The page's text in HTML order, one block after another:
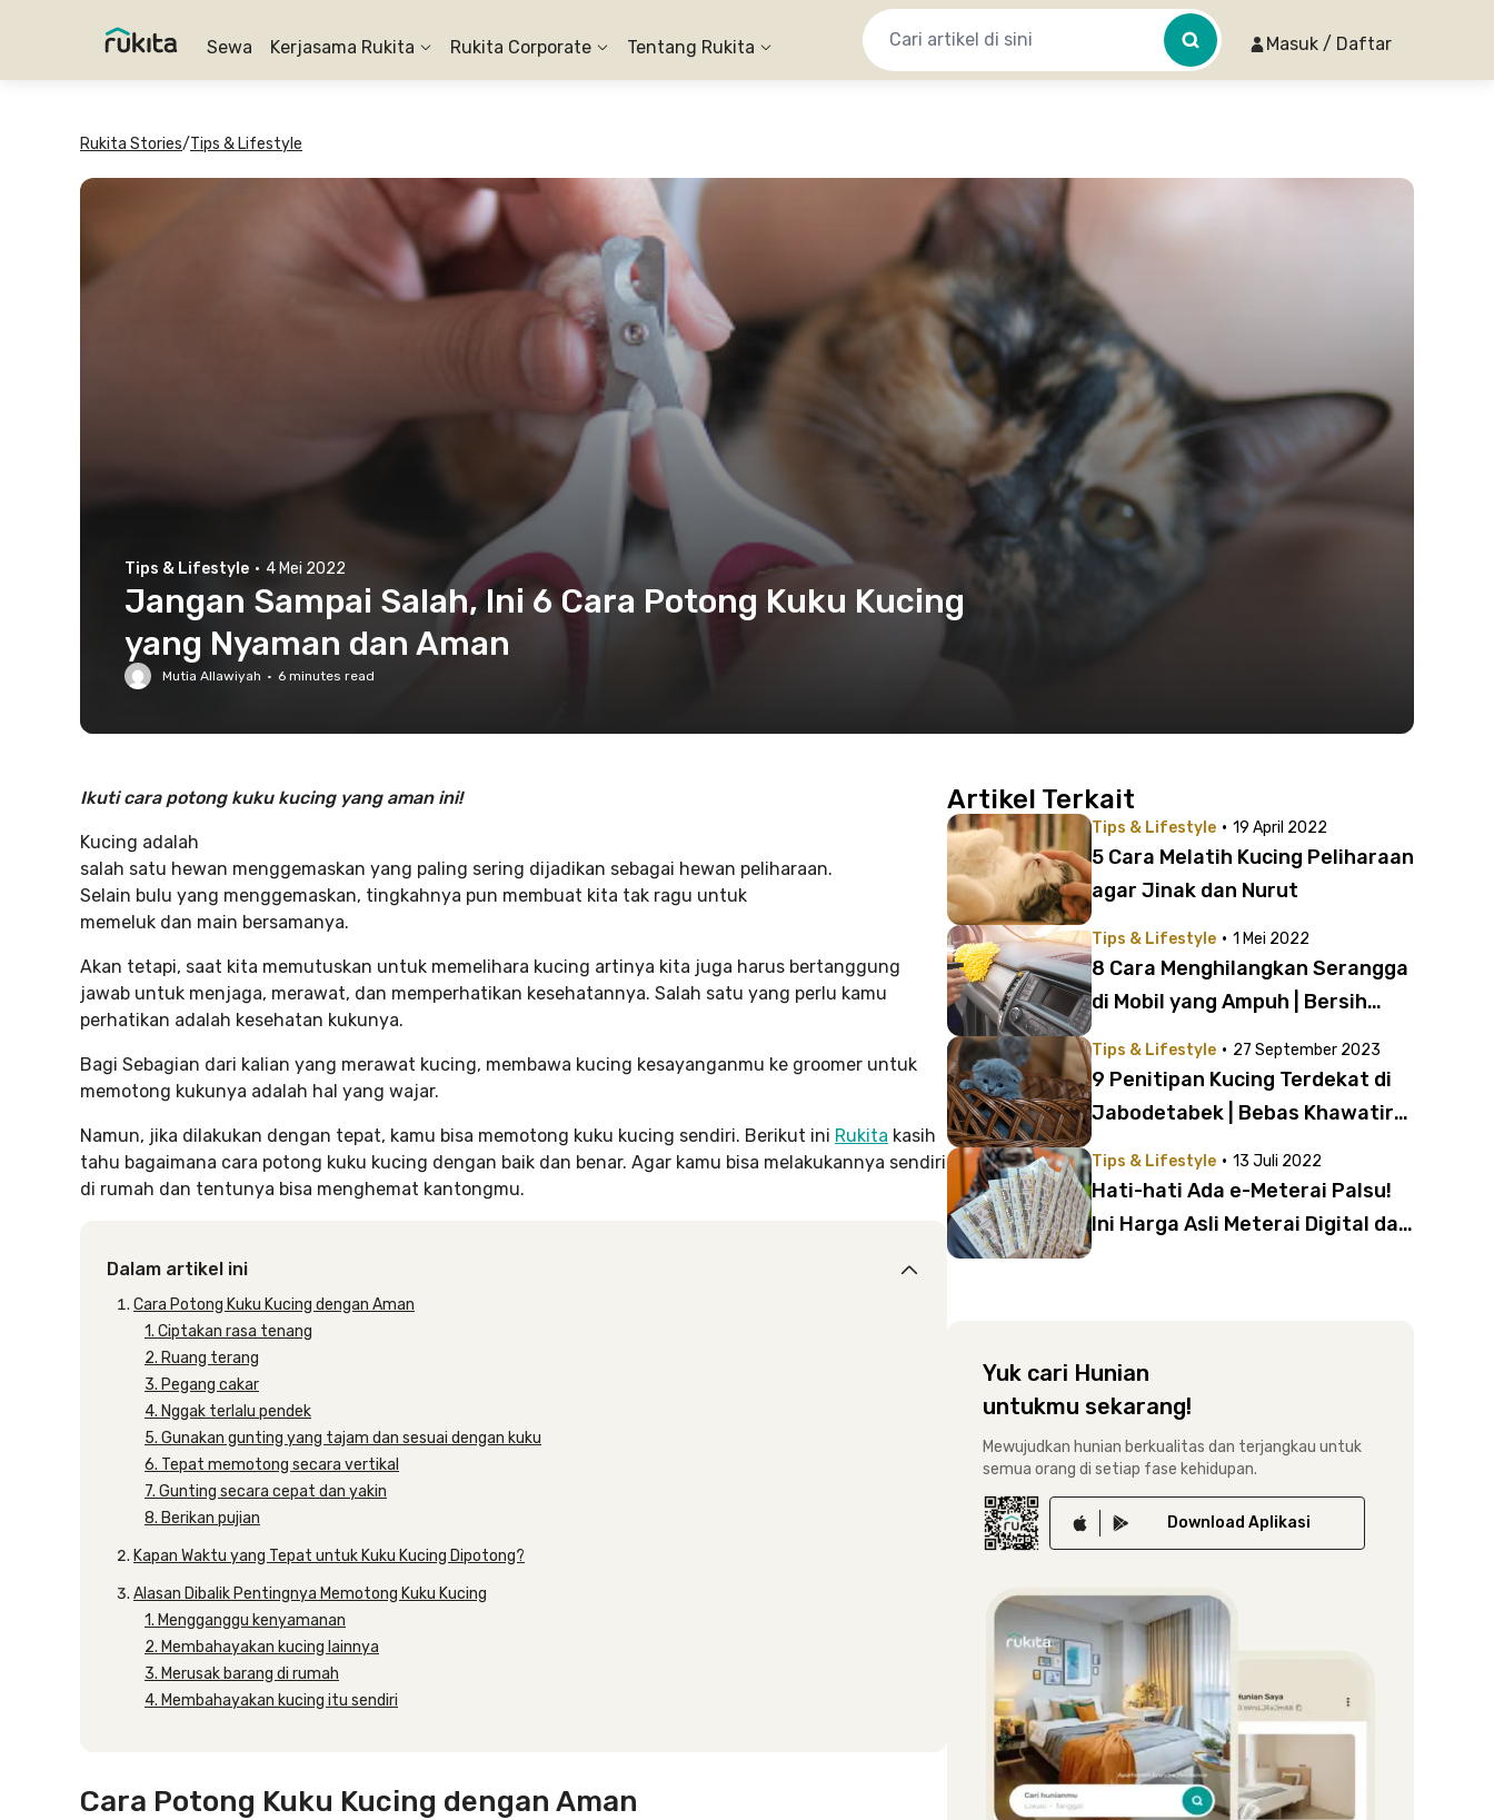
Sewa Kerjasama Rukita Rukita Corporate Tentang Rukita Masuk / Daftar
Rukita Stories/Tips & Lifestyle
Tips & Lifestyle · 4 Mei 2022
Jangan Sampai Salah, Ini 6 Cara Potong Kuku Kucing
yang Nyaman dan Aman
Mutia Allawiyah · 6 minutes read
Ikuti cara potong kuku kucing yang aman ini!
Kucing adalah
salah satu hewan menggemaskan yang paling sering dijadikan sebagai hewan peliharaan.
Selain bulu yang menggemaskan, tingkahnya pun membuat kita tak ragu untuk
memeluk dan main bersamanya.
Akan tetapi, saat kita memutuskan untuk memelihara kucing artinya kita juga harus bertanggung
jawab untuk menjaga, merawat, dan memperhatikan kesehatannya. Salah satu yang perlu kamu
perhatikan adalah kesehatan kukunya.
Bagi Sebagian dari kalian yang merawat kucing, membawa kucing kesayanganmu ke groomer untuk
memotong kukunya adalah hal yang wajar.
Namun, jika dilakukan dengan tepat, kamu bisa memotong kuku kucing sendiri. Berikut ini Rukita kasih
tahu bagaimana cara potong kuku kucing dengan baik dan benar. Agar kamu bisa melakukannya sendiri
di rumah dan tentunya bisa menghemat kantongmu.
Dalam artikel ini
Cara Potong Kuku Kucing dengan Aman
1. Ciptakan rasa tenang
2. Ruang terang
3. Pegang cakar
4. Nggak terlalu pendek
5. Gunakan gunting yang tajam dan sesuai dengan kuku
6. Tepat memotong secara vertikal
7. Gunting secara cepat dan yakin
8. Berikan pujian
Kapan Waktu yang Tepat untuk Kuku Kucing Dipotong?
Alasan Dibalik Pentingnya Memotong Kuku Kucing
1. Mengganggu kenyamanan
2. Membahayakan kucing lainnya
3. Merusak barang di rumah
4. Membahayakan kucing itu sendiri
Cara Potong Kuku Kucing dengan Aman
Artikel Terkait
Tips & Lifestyle · 19 April 2022
5 Cara Melatih Kucing Peliharaan
agar Jinak dan Nurut
Tips & Lifestyle · 1 Mei 2022
8 Cara Menghilangkan Serangga
di Mobil yang Ampuh | Bersih
Tips & Lifestyle · 27 September 2023
9 Penitipan Kucing Terdekat di
Jabodetabek | Bebas Khawatir
Tips & Lifestyle · 13 Juli 2022
Hati-hati Ada e-Meterai Palsu!
Ini Harga Asli Meterai Digital dan
Yuk cari Hunian
untukmu sekarang!
Mewujudkan hunian berkualitas dan terjangkau untuk
semua orang di setiap fase kehidupan.
Download Aplikasi